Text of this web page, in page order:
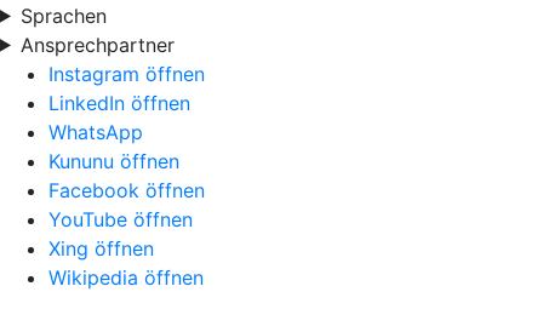
Sprachen
Ansprechpartner
Instagram öffnen
LinkedIn öffnen
WhatsApp
Kununu öffnen
Facebook öffnen
YouTube öffnen
Xing öffnen
Wikipedia öffnen